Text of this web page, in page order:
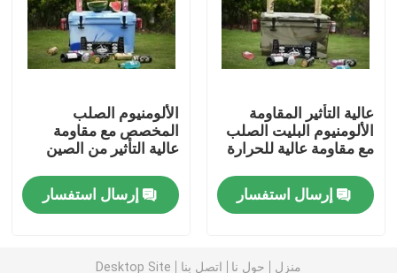
مراقبة الجودة
أخبار
اطلب اقتباس
عالية التأثير المقاومة
الألومنيوم البليت الصلب
مع مقاومة عالية للحرارة
إرسال استفسار
الألومنيوم الصلب
المخصص مع مقاومة
عالية التأثير من الصين
إرسال استفسار
منزل حول نا اتصل بنا Desktop Site